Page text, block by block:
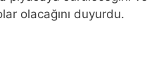
olacağını duyurdu.